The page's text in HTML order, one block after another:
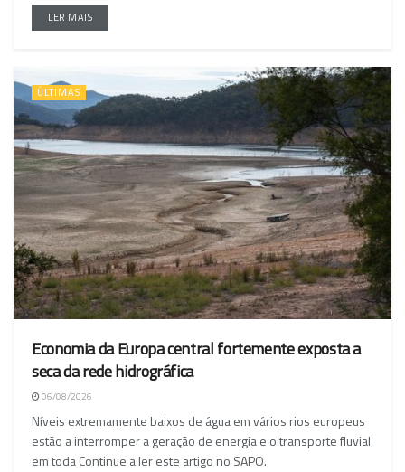
LER MAIS
ÚLTIMAS
Economia da Europa central fortemente exposta a
seca da rede hidrográfica
06/08/2026
Níveis extremamente baixos de água em vários rios europeus
estão a interromper a geração de energia e o transporte fluvial
em toda Continue a ler este artigo no SAPO.